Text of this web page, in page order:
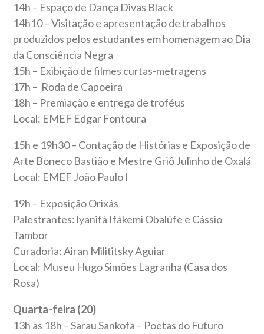
14h – Espaço de Dança Divas Black
14h10 – Visitação e apresentação de trabalhos
produzidos pelos estudantes em homenagem ao Dia
da Consciência Negra
15h – Exibição de filmes curtas-metragens
17h – Roda de Capoeira
18h – Premiação e entrega de troféus
Local: EMEF Edgar Fontoura
15h e 19h30 – Contação de Histórias e Exposição de
Arte Boneco Bastião e Mestre Griô Julinho de Oxalá
Local: EMEF João Paulo I
19h – Exposição Orixás
Palestrantes: lyanifá Ifákemi Obalúfe e Cássio
Tambor
Curadoria: Airan Milititsky Aguiar
Local: Museu Hugo Simões Lagranha (Casa dos
Rosa)
Quarta-feira (20)
13h às 18h – Sarau Sankofa – Poetas do Futuro